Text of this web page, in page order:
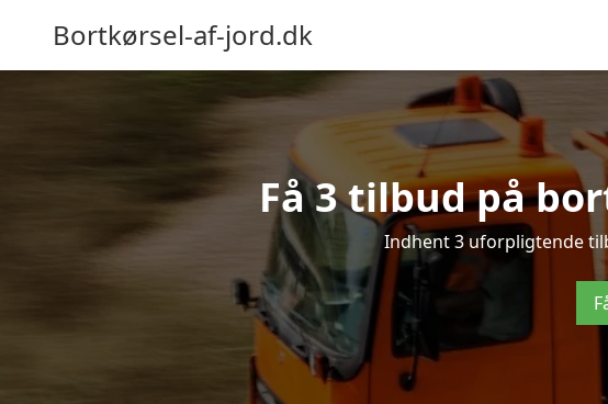
Bortkørsel-af-jord.dk
Få 3 tilbud på
Indhent 3 uforpligtende